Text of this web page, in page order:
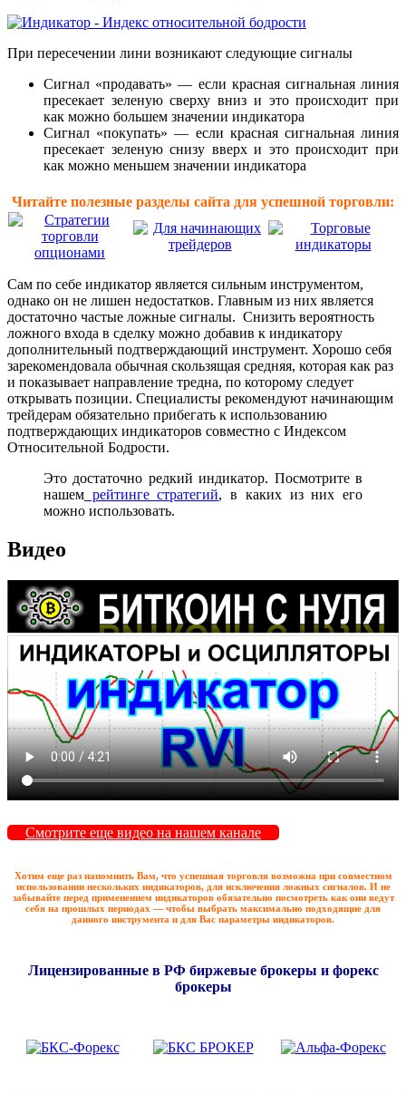
При пересечении лини возникают следующие сигналы
Сигнал «продавать» — если красная сигнальная линия
пресекает зеленую сверху вниз и это происходит при
как можно большем значении индикатора
Сигнал «покупать» — если красная сигнальная линия
пресекает зеленую снизу вверх и это происходит при
как можно меньшем значении индикатора
Читайте полезные разделы сайта для успешной торговли:
Сам по себе индикатор является сильным инструментом,
однако он не лишен недостатков. Главным из них является
достаточно частые ложные сигналы. Снизить вероятность
ложного входа в сделку можно добавив к индикатору
дополнительный подтверждающий инструмент. Хорошо себя
зарекомендовала обычная скользящая средняя, которая как раз
и показывает направление тредна, по которому следует
открывать позиции. Специалисты рекомендуют начинающим
трейдерам обязательно прибегать к использованию
подтверждающих индикаторов совместно с Индексом
Относительной Бодрости.
Это достаточно редкий индикатор. Посмотрите в
нашем рейтинге стратегий, в каких из них его
можно использовать.
Видео
Смотрите еще видео на нашем канале
Хотим еще раз напомнить Вам, что успешная торговля возможна при совместном
использовании нескольких индикаторов, для исключения ложных сигналов. И не
забывайте перед применением индикаторов обязательно посмотреть как они ведут
себя на прошлых периодах — чтобы выбрать максимально подходящие для
данного инструмента и для Вас параметры индикаторов.
Лицензированные в РФ биржевые брокеры и форекс
брокеры